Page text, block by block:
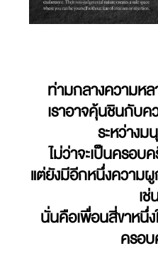
ท่ามกลางความห
เราอาจคุ้นชินกับ
ระหว่าง
ไม่ว่าจะเป็นครอบ
แต่ยังมีอีกหนึ่งความ
เ
นั่นคือเพื่อนสี่ขาหนึ่
ครอบ